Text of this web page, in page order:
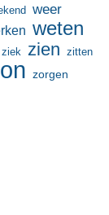
weer
weten
ziek zien zitten
zorgen